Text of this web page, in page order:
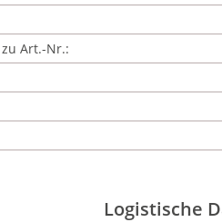
Art.-Nr.:
Logistische